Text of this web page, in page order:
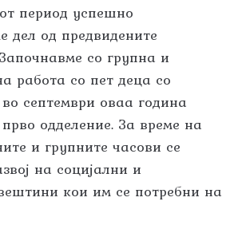
период успешно
дел од предвидените
со групна и
работа со пет деца со
септември оваа година
одделение. За време на
и групните часови се
на социјални и
кои им се потребни на